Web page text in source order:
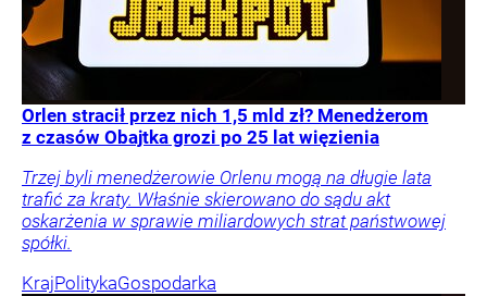
Orlen stracił przez nich 1,5 mld zł? Menedżerom
z czasów Obajtka grozi po 25 lat więzienia
Trzej byli menedżerowie Orlenu mogą na długie lata
trafić za kraty. Właśnie skierowano do sądu akt
oskarżenia w sprawie miliardowych strat państwowej
spółki.
KrajPolitykaGospodarka